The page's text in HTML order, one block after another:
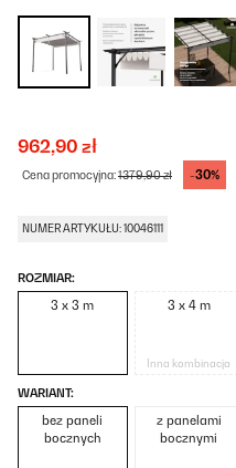
962,90 zł
Cena promocyjna:1379,90 zł -30%
NUMER ARTYKUŁU: 10046111
ROZMIAR:
3 x 3 m 3 x 4 m
Inna kombinacja
WARIANT:
bez paneli
bocznych
z panelami
bocznymi